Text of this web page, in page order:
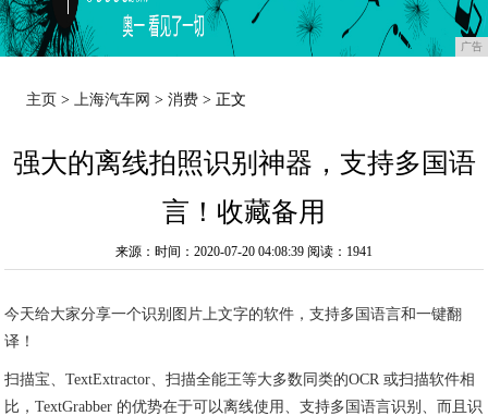
广告
主页 >上海汽车网 >消费 > 正文
强大的离线拍照识别神器，支持多国语
言！收藏备用
来源：时间：2020-07-20 04:08:39 阅读：1941
今天给大家分享一个识别图片上文字的软件，支持多国语言和一键翻
译！
扫描宝、TextExtractor、扫描全能王等大多数同类的OCR 或扫描软件相
比，TextGrabber 的优势在于可以离线使用、支持多国语言识别、而且识